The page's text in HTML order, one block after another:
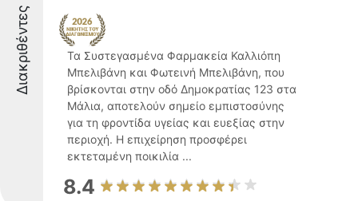
Διακριθέντες
Τα Συστεγασμένα Φαρμακεία Καλλιόπη
Μπελιβάνη και Φωτεινή Μπελιβάνη, που
βρίσκονται στην οδό Δημοκρατίας 123 στα
Μάλια, αποτελούν σημείο εμπιστοσύνης
για τη φροντίδα υγείας και ευεξίας στην
περιοχή. Η επιχείρηση προσφέρει
εκτεταμένη ποικιλία ...
8.4